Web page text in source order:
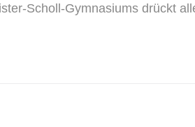
Scholl-Gymnasiums drückt